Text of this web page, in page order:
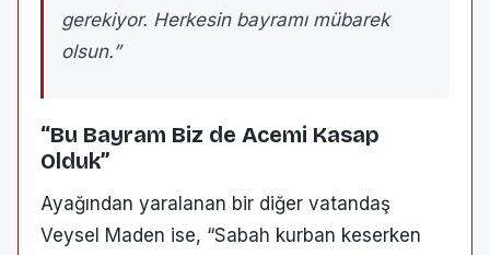
gerekiyor. Herkesin bayramı mübarek
olsun.”
“Bu Bayram Biz de Acemi Kasap
Olduk”
Ayağından yaralanan bir diğer vatandaş
Veysel Maden ise, “Sabah kurban keserken